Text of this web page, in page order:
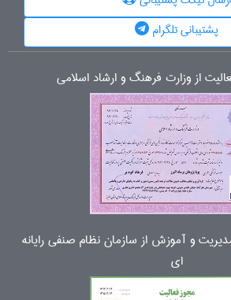
پشتیبانی تلگرام
از وزارت فرهنگ و ارشاد اسلامی
و آموزش از سازمان نظام صنفی رایانه
ای